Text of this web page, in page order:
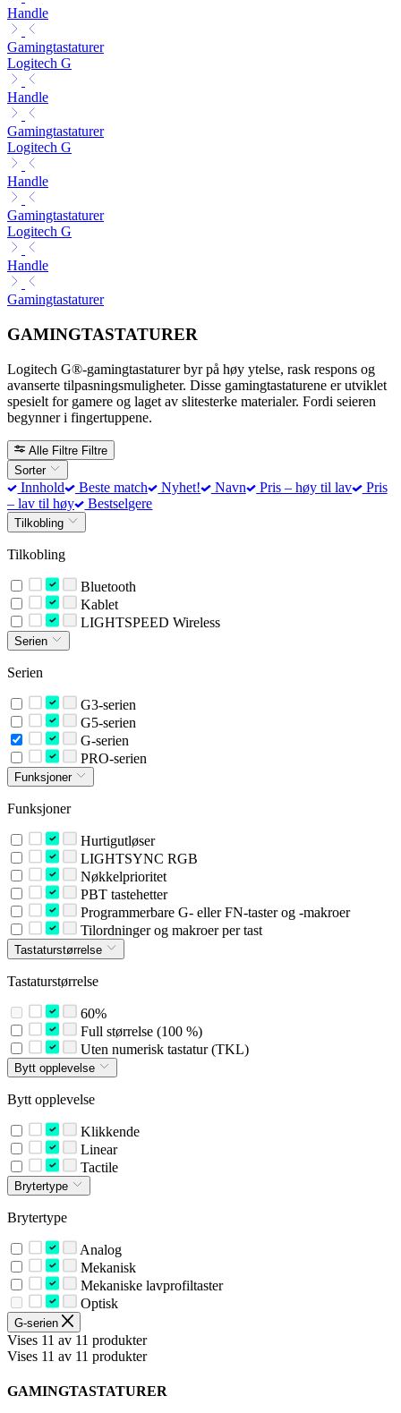
Handle
Gamingtastaturer
Logitech G
Handle
Gamingtastaturer
Logitech G
Handle
Gamingtastaturer
Logitech G
Handle
Gamingtastaturer
GAMINGTASTATURER
Logitech G®-gamingtastaturer byr på høy ytelse, rask respons og
avanserte tilpasningsmuligheter. Disse gamingtastaturene er utviklet
spesielt for gamere og laget av slitesterke materialer. Fordi seieren
begynner i fingertuppene.
Alle Filtre Filtre
Sorter
Innhold Beste match Nyhet! Navn Pris – høy til lav
Pris
– lav til høy
Bestselgere
Tilkobling
Tilkobling
Bluetooth
Kablet
LIGHTSPEED Wireless
Serien
Serien
G3-serien
G5-serien
G-serien
PRO-serien
Funksjoner
Funksjoner
Hurtigutløser
LIGHTSYNC RGB
Nøkkelprioritet
PBT tastehetter
Programmerbare G- eller FN-taster og -makroer
Tilordninger og makroer per tast
Tastaturstørrelse
Tastaturstørrelse
60%
Full størrelse (100 %)
Uten numerisk tastatur (TKL)
Bytt opplevelse
Bytt opplevelse
Klikkende
Linear
Tactile
Brytertype
Brytertype
Analog
Mekanisk
Mekaniske lavprofiltaster
Optisk
G-serien
Vises 11 av 11 produkter
Vises 11 av 11 produkter
GAMINGTASTATURER